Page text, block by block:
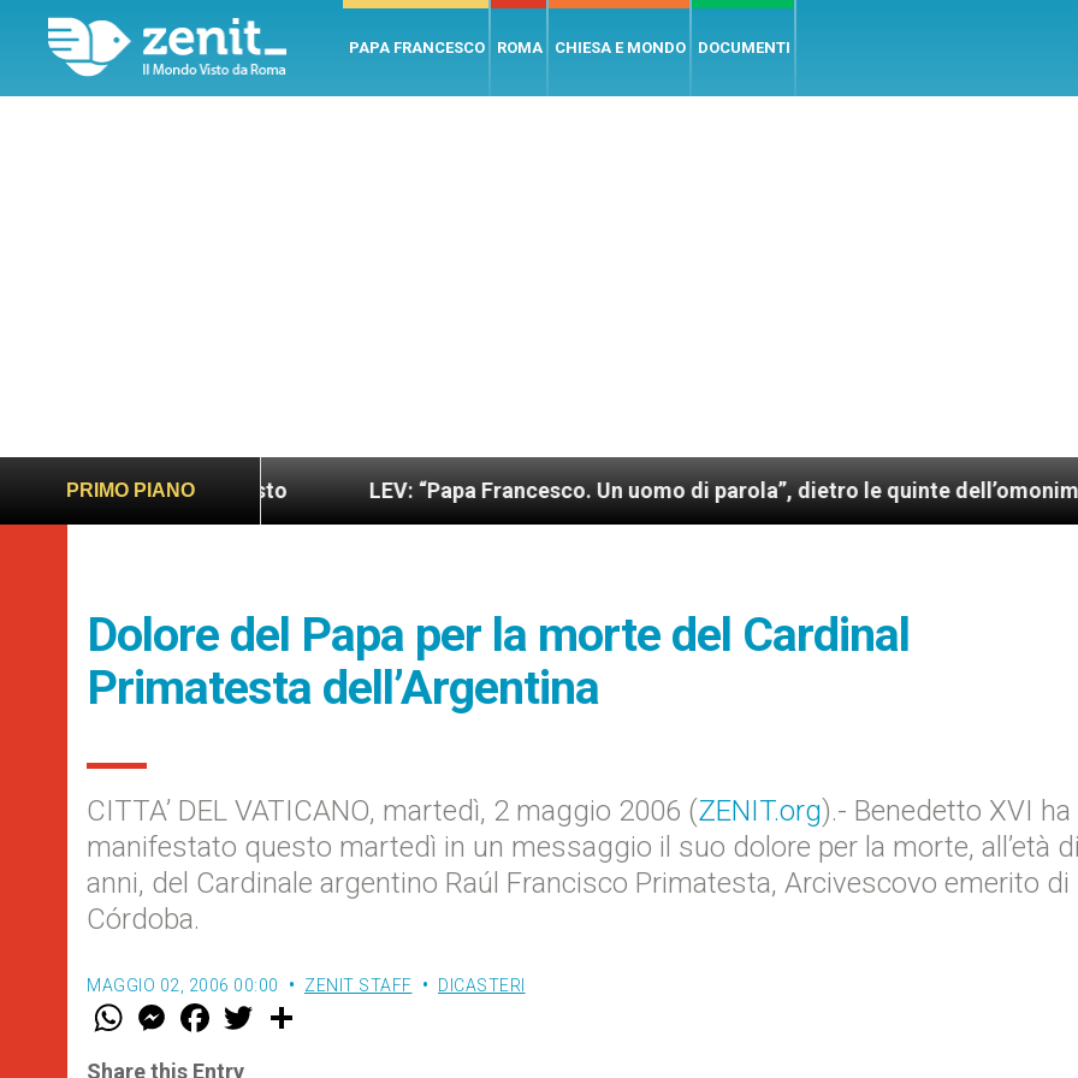
PAPA FRANCESCO ROMA CHIESA E MONDO DOCUMENTI
PRIMO PIANO
sano e giusto LEV: “Papa Francesco. Un uomo di parola”, dietro le quinte dell’omonimo film di
Dolore del Papa per la morte del Cardinal
Primatesta dell’Argentina
CITTA’ DEL VATICANO, martedì, 2 maggio 2006 (ZENIT.org).- Benedetto XVI ha
manifestato questo martedì in un messaggio il suo dolore per la morte, all’età
anni, del Cardinale argentino Raúl Francisco Primatesta, Arcivescovo emerito di
Córdoba.
MAGGIO 02, 2006 00:00 ZENIT STAFF DICASTERI
W
t
M
e
s
F
a
e
w
Share this Entry